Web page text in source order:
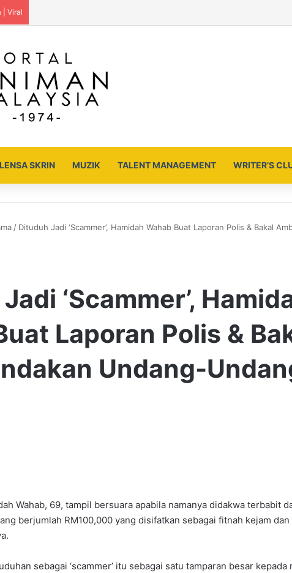
| Viral
LENSA SKRIN MUZIK TALENT MANAGEMENT WRITER’S
/ Dituduh Jadi ‘Scammer’, Hamidah Wahab Buat Laporan Polis & Bakal
‘Scammer’,
Laporan Polis &
Undang-
Wahab, 69, tampil bersuara apabila namanya didakwa terbabit
berjumlah RM100,000 yang disifatkan sebagai fitnah kejam dan
sebagai ‘scammer’ itu sebagai satu tamparan besar kepada